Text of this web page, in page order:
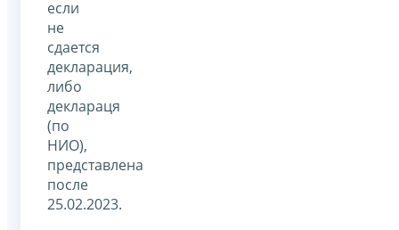
если
не
сдается
декларация,
либо
деклараця
(по
НИО),
представлена
после
25.02.2023.